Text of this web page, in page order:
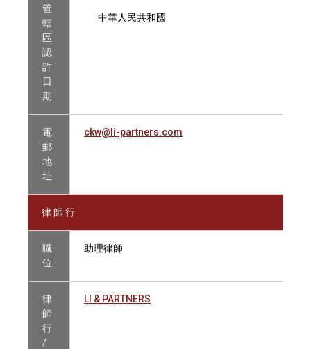
管
轄
區
認
許
日
期
中華人民共和國
電
郵
地
址
ckw@li-partners.com
律 師 行
職
位
助理律師
律
師
行
/
LI & PARTNERS